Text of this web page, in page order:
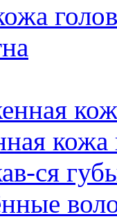
кожа
ся